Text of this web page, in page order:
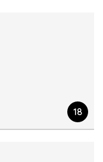
18